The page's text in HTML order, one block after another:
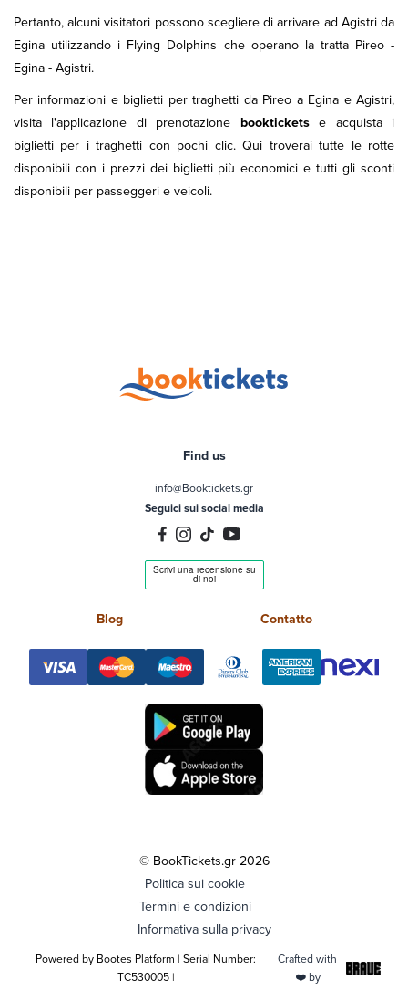
Pertanto, alcuni visitatori possono scegliere di arrivare ad Agistri da
Egina utilizzando i Flying Dolphins che operano la tratta Pireo -
Egina - Agistri.
Per informazioni e biglietti per traghetti da Pireo a Egina e Agistri,
visita l'applicazione di prenotazione bookticketse acquista i
biglietti per i traghetti con pochi clic. Qui troverai tutte le rotte
disponibili con i prezzi dei biglietti più economici e tutti gli sconti
disponibili per passeggeri e veicoli.
Find us
info@Booktickets.gr
Seguici sui social media
Blog Contatto
© BookTickets.gr 2026
Politica sui cookie
Termini e condizioni
Informativa sulla privacy
Powered by Bootes Platform | Serial Number:
TC530005 |
Crafted with
❤️ by